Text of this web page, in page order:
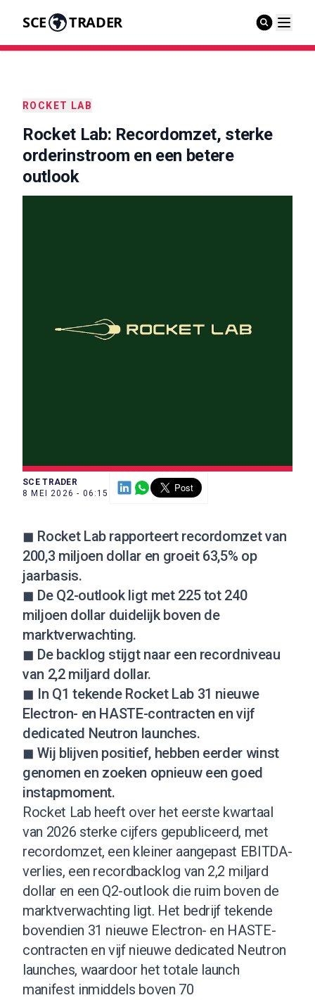
SCE TRADER
ROCKET LAB
Rocket Lab: Recordomzet, sterke
orderinstroom en een betere
outlook
SCE TRADER
8 MEI 2026 - 06:15
◼ Rocket Lab rapporteert recordomzet van
200,3 miljoen dollar en groeit 63,5% op
jaarbasis.
◼ De Q2-outlook ligt met 225 tot 240
miljoen dollar duidelijk boven de
marktverwachting.
◼ De backlog stijgt naar een recordniveau
van 2,2 miljard dollar.
◼ In Q1 tekende Rocket Lab 31 nieuwe
Electron- en HASTE-contracten en vijf
dedicated Neutron launches.
◼ Wij blijven positief, hebben eerder winst
genomen en zoeken opnieuw een goed
instapmoment.
Rocket Lab heeft over het eerste kwartaal
van 2026 sterke cijfers gepubliceerd, met
recordomzet, een kleiner aangepast EBITDA-
verlies, een recordbacklog van 2,2 miljard
dollar en een Q2-outlook die ruim boven de
marktverwachting ligt. Het bedrijf tekende
bovendien 31 nieuwe Electron- en HASTE-
contracten en vijf nieuwe dedicated Neutron
launches, waardoor het totale launch
manifest inmiddels boven 70